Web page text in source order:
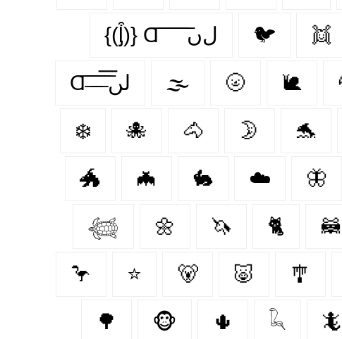
{(ᶅ͒)} Ɑ͞ ͞ ͞ ͞ ͞ ﻝﮞ 🐦‍ 👯‍
Ɑ͞ ̶͞ ̶͞ ̶͞ لں͞ 🌫️ 🌝 🐌
❄️ 🐙 🐴 🌛 🐬
🐲 🦇 🐇 ☁️ 🦋
𓆉 🌼 🦄 🐈‍ 🦝
🦩 ⭐ 🐻‍ 🐷 🎐
🌳 🐵 🌵 𓆗 🦎